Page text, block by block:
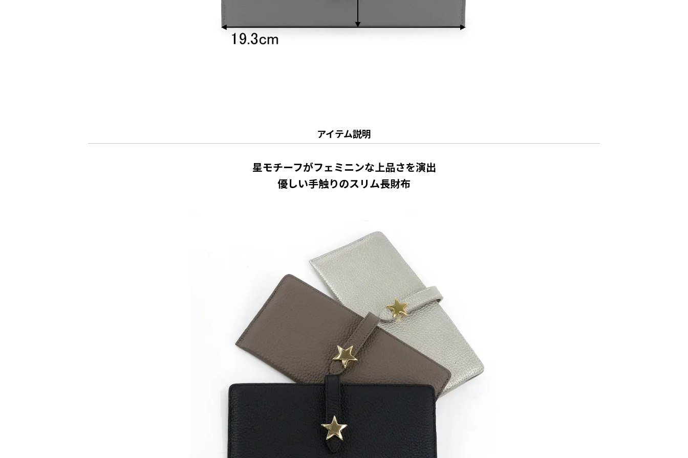
アイテム説明
星モチーフがフェミニンな上品さを演出
優しい手触りのスリム長財布